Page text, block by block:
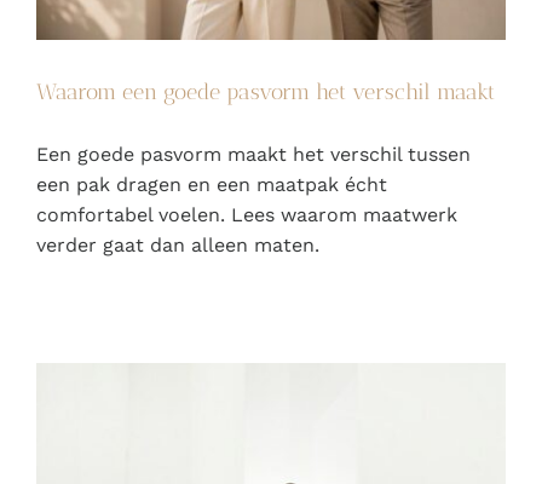
Waarom een goede pasvorm het verschil maakt
Een goede pasvorm maakt het verschil tussen
een pak dragen en een maatpak écht
comfortabel voelen. Lees waarom maatwerk
verder gaat dan alleen maten.